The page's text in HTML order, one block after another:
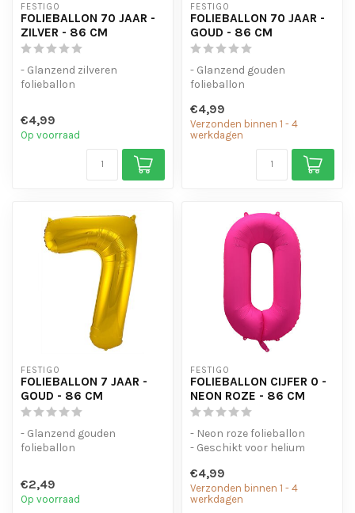
FESTIGO
FOLIEBALLON 70 JAAR -
ZILVER - 86 CM
- Glanzend zilveren
folieballon
- Met oogjes o...
€4,99
Op voorraad
FESTIGO
FOLIEBALLON 70 JAAR -
GOUD - 86 CM
- Glanzend gouden
folieballon
lucht
- Met oogjes om ...
€4,99
Verzonden binnen 1 - 4
werkdagen
FESTIGO
FOLIEBALLON 7 JAAR -
GOUD - 86 CM
- Glanzend gouden
folieballon
- Met oogjes om ...
€2,49
Op voorraad
FESTIGO
FOLIEBALLON CIJFER 0 -
NEON ROZE - 86 CM
- Neon roze folieballon
- Geschikt voor helium
op te...
€4,99
Verzonden binnen 1 - 4
werkdagen